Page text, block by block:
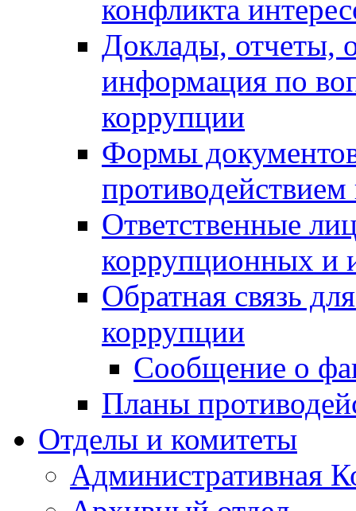
конфликта
Доклады, отчеты,
информация по
коррупции
Формы
Ответственные
коррупционных и
Обратная связь
коррупции
Сообщение о
Планы
Отделы и комитеты
Административная